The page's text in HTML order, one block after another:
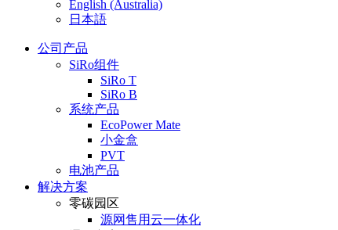
English (Australia)
日本語
公司产品
SiRo组件
SiRo T
SiRo B
系统产品
EcoPower Mate
小金盒
PVT
电池产品
解决方案
零碳园区
源网售用云一体化